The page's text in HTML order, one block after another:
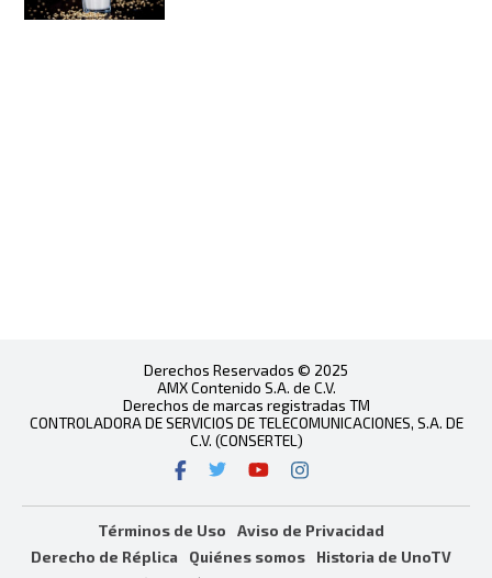
Derechos Reservados © 2025
AMX Contenido S.A. de C.V.
Derechos de marcas registradas TM
CONTROLADORA DE SERVICIOS DE TELECOMUNICACIONES, S.A. DE
C.V. (CONSERTEL)
Términos de Uso
Aviso de Privacidad
Derecho de Réplica
Quiénes somos
Historia de UnoTV